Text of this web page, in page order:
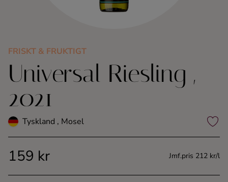
Konjak
Likör
Rom
Tequila
FRISKT & FRUKTIGT
Universal Riesling ,
2021
Tyskland , Mosel
159 kr Jmf.pris 212 kr/l